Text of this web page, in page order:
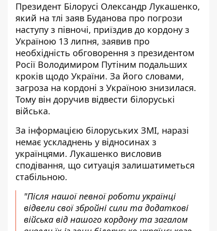
Президент Білорусі Олександр Лукашенко,
який на тлі заяв Буданова про погрози
наступу з півночі, приїздив до кордону з
Україною 13 липня, заявив про
необхідність обговорення з президентом
Росії Володимиром Путіним подальших
кроків щодо України. За його словами,
загроза на кордоні з Україною знизилася.
Тому він доручив відвести білоруські
війська.
За інформацією білоруських ЗМІ, наразі
немає ускладнень у відносинах з
українцями. Лукашенко висловив
сподівання, що ситуація залишатиметься
стабільною.
"Після нашої певної роботи українці
відвели свої збройні сили та додаткові
війська від нашого кордону та загалом